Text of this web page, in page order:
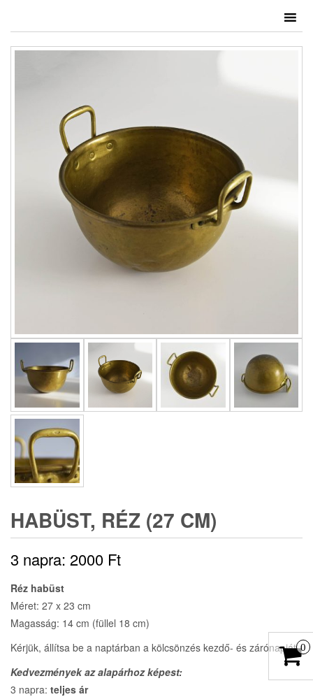
HABÜST, RÉZ (27 CM)
3 napra: 2000 Ft
Réz habüst
Méret: 27 x 23 cm
Magasság: 14 cm (füllel 18 cm)
Kérjük, állítsa be a naptárban a kölcsönzés kezdő- és zárónapját.
Kedvezmények az alapárhoz képest:
3 napra: teljes ár
0